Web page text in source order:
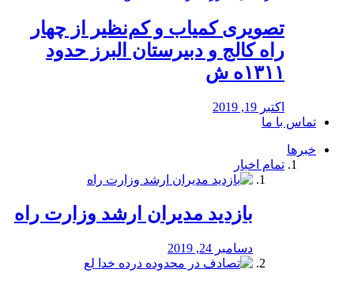
️تصویری کمیاب و کم‌نظیر از چهار
راه كالج و دبيرستان البرز حدود
۱۳۱۱ه ش
اکتبر 19, 2019
تماس با ما
خبرها
تمام اخبار
بازدید مدیران ارشد وزارت راه
دسامبر 24, 2019